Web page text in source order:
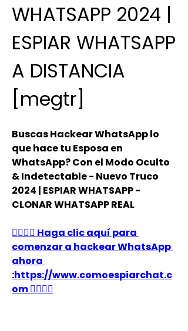
WHATSAPP 2024 |
ESPIAR WHATSAPP
A DISTANCIA
[megtr]
Buscas Hackear WhatsApp lo
que hace tu Esposa en
WhatsApp? Con el Modo Oculto
& Indetectable - Nuevo Truco
2024 | ESPIAR WHATSAPP -
CLONAR WHATSAPP REAL
👉🏻👉🏻 Haga clic aquí para
comenzar a hackear WhatsApp
ahora
:https://www.comoespiarchat.c
om 👈🏻👈🏻